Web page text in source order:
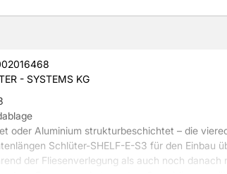
- SYSTEMS KG
oder Aluminium strukturbeschichtet – die
Schlüter-SHELF-E-S3 für den Einbau
der Fliesenverlegung als auch noch danach